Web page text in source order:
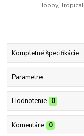
Hobby,
Kompletné špecifikácie
Parametre
Hodnotenie 0
Komentáre 0